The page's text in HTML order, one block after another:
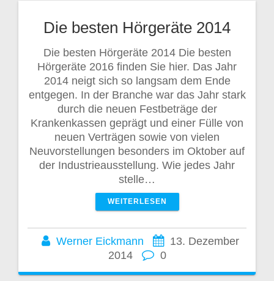
Die besten Hörgeräte 2014
Die besten Hörgeräte 2014 Die besten
Hörgeräte 2016 finden Sie hier. Das Jahr
2014 neigt sich so langsam dem Ende
entgegen. In der Branche war das Jahr stark
durch die neuen Festbeträge der
Krankenkassen geprägt und einer Fülle von
neuen Verträgen sowie von vielen
Neuvorstellungen besonders im Oktober auf
der Industrieausstellung. Wie jedes Jahr
stelle…
WEITERLESEN
Werner Eickmann
13. Dezember
2014
0